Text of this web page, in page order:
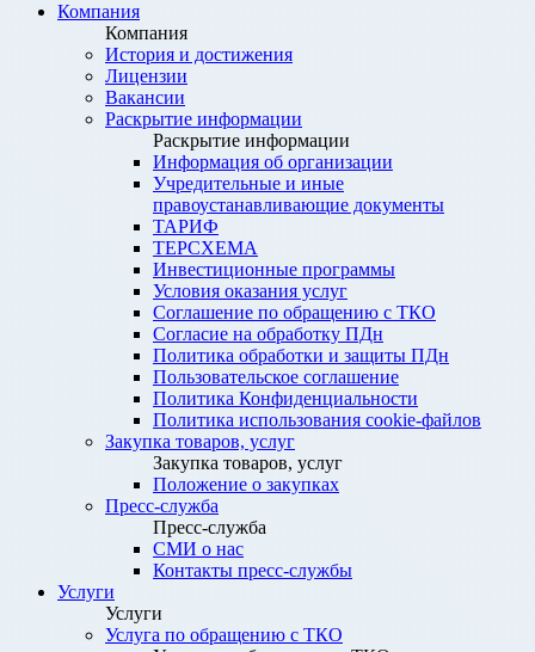
Компания
Компания
История и достижения
Лицензии
Вакансии
Раскрытие информации
Раскрытие информации
Информация об организации
Учредительные и иные
правоустанавливающие документы
ТАРИФ
ТЕРСХЕМА
Инвестиционные программы
Условия оказания услуг
Соглашение по обращению с ТКО
Согласие на обработку ПДн
Политика обработки и защиты ПДн
Пользовательское соглашение
Политика Конфиденциальности
Политика использования cookie-файлов
Закупка товаров, услуг
Закупка товаров, услуг
Положение о закупках
Пресс-служба
Пресс-служба
СМИ о нас
Контакты пресс-службы
Услуги
Услуги
Услуга по обращению с ТКО